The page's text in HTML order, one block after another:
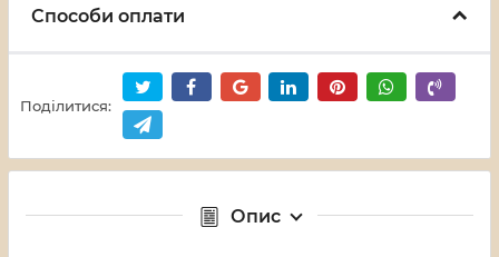
Способи оплати
Поділитися:
Опис